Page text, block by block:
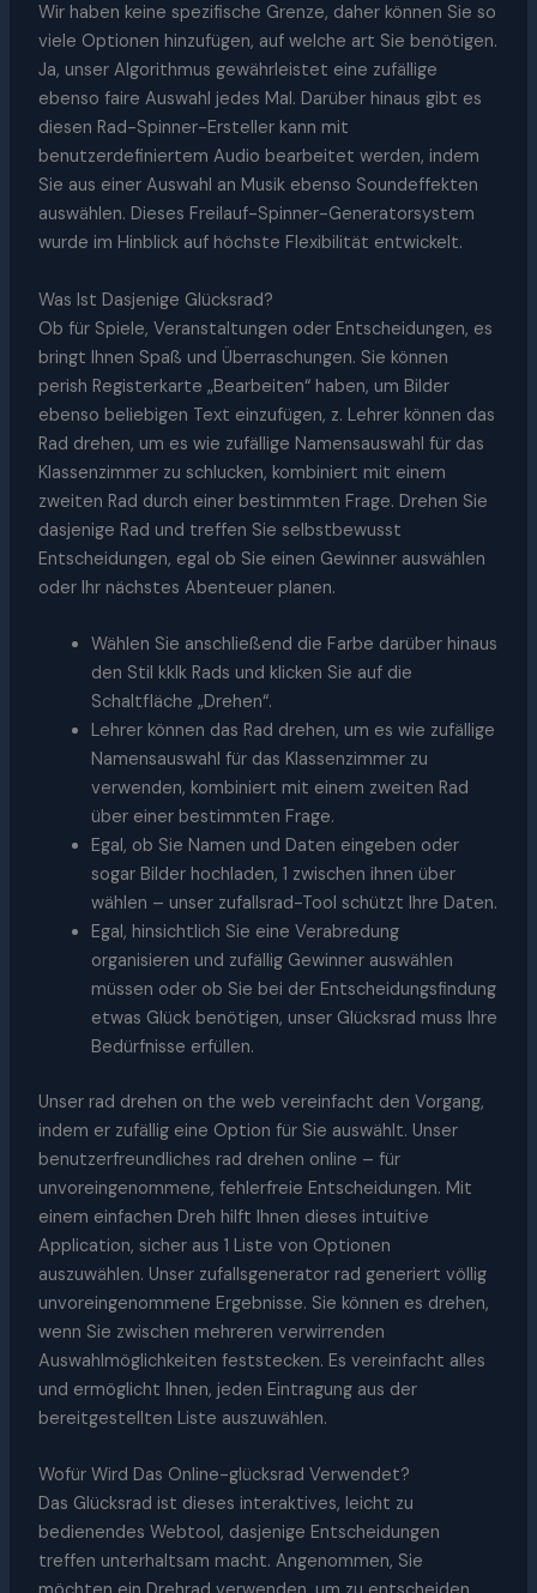
Wir haben keine spezifische Grenze, daher können Sie so
viele Optionen hinzufügen, auf welche art Sie benötigen.
Ja, unser Algorithmus gewährleistet eine zufällige
ebenso faire Auswahl jedes Mal. Darüber hinaus gibt es
diesen Rad-Spinner-Ersteller kann mit
benutzerdefiniertem Audio bearbeitet werden, indem
Sie aus einer Auswahl an Musik ebenso Soundeffekten
auswählen. Dieses Freilauf-Spinner-Generatorsystem
wurde im Hinblick auf höchste Flexibilität entwickelt.
Was Ist Dasjenige Glücksrad?
Ob für Spiele, Veranstaltungen oder Entscheidungen, es
bringt Ihnen Spaß und Überraschungen. Sie können
perish Registerkarte „Bearbeiten“ haben, um Bilder
ebenso beliebigen Text einzufügen, z. Lehrer können das
Rad drehen, um es wie zufällige Namensauswahl für das
Klassenzimmer zu schlucken, kombiniert mit einem
zweiten Rad durch einer bestimmten Frage. Drehen Sie
dasjenige Rad und treffen Sie selbstbewusst
Entscheidungen, egal ob Sie einen Gewinner auswählen
oder Ihr nächstes Abenteuer planen.
Wählen Sie anschließend die Farbe darüber hinaus
den Stil kklk Rads und klicken Sie auf die
Schaltfläche „Drehen“.
Lehrer können das Rad drehen, um es wie zufällige
Namensauswahl für das Klassenzimmer zu
verwenden, kombiniert mit einem zweiten Rad
über einer bestimmten Frage.
Egal, ob Sie Namen und Daten eingeben oder
sogar Bilder hochladen, 1 zwischen ihnen über
wählen – unser zufallsrad-Tool schützt Ihre Daten.
Egal, hinsichtlich Sie eine Verabredung
organisieren und zufällig Gewinner auswählen
müssen oder ob Sie bei der Entscheidungsfindung
etwas Glück benötigen, unser Glücksrad muss Ihre
Bedürfnisse erfüllen.
Unser rad drehen on the web vereinfacht den Vorgang,
indem er zufällig eine Option für Sie auswählt. Unser
benutzerfreundliches rad drehen online – für
unvoreingenommene, fehlerfreie Entscheidungen. Mit
einem einfachen Dreh hilft Ihnen dieses intuitive
Application, sicher aus 1 Liste von Optionen
auszuwählen. Unser zufallsgenerator rad generiert völlig
unvoreingenommene Ergebnisse. Sie können es drehen,
wenn Sie zwischen mehreren verwirrenden
Auswahlmöglichkeiten feststecken. Es vereinfacht alles
und ermöglicht Ihnen, jeden Eintragung aus der
bereitgestellten Liste auszuwählen.
Wofür Wird Das Online-glücksrad Verwendet?
Das Glücksrad ist dieses interaktives, leicht zu
bedienendes Webtool, dasjenige Entscheidungen
treffen unterhaltsam macht. Angenommen, Sie